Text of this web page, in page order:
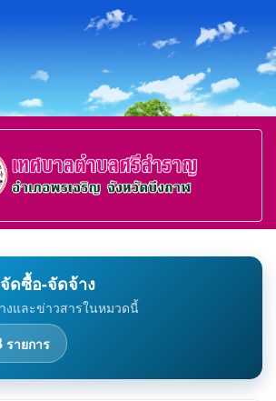
ดซื้อ-จัดจ้าง
งและข่าวสารในหมวดนี้
รายการ